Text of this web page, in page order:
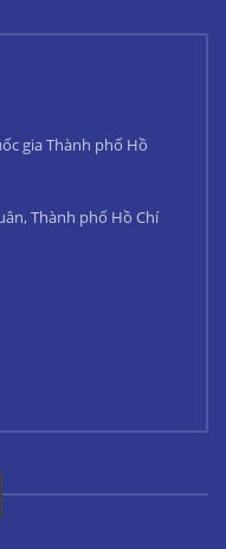
gia Thành phố Hồ
Thành phố Hồ Chí